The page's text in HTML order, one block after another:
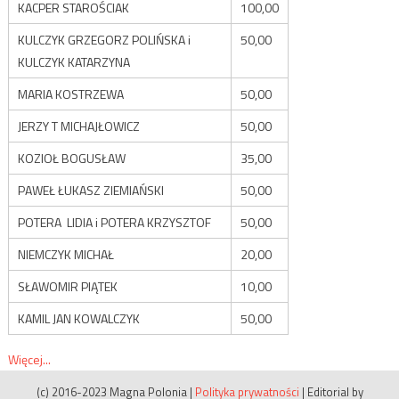
KACPER STAROŚCIAK
100,00
KULCZYK GRZEGORZ POLIŃSKA i
KULCZYK KATARZYNA
50,00
MARIA KOSTRZEWA
50,00
JERZY T MICHAJŁOWICZ
50,00
KOZIOŁ BOGUSŁAW
35,00
PAWEŁ ŁUKASZ ZIEMIAŃSKI
50,00
POTERA LIDIA i POTERA KRZYSZTOF
50,00
NIEMCZYK MICHAŁ
20,00
SŁAWOMIR PIĄTEK
10,00
KAMIL JAN KOWALCZYK
50,00
Więcej...
(c) 2016-2023 Magna Polonia | Polityka prywatności | Editorial by